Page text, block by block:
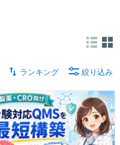
ランキング 絞り込み